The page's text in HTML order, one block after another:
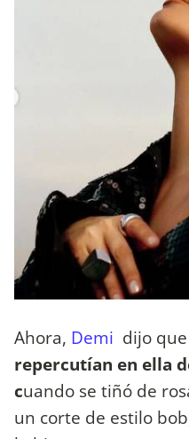
Ahora, Demi dijo que
repercutían en ella
cuando se tiñó de
un corte de estilo